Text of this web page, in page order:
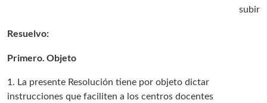
subir
Resuelvo:
Primero. Objeto
1. La presente Resolución tiene por objeto dictar
instrucciones que faciliten a los centros docentes